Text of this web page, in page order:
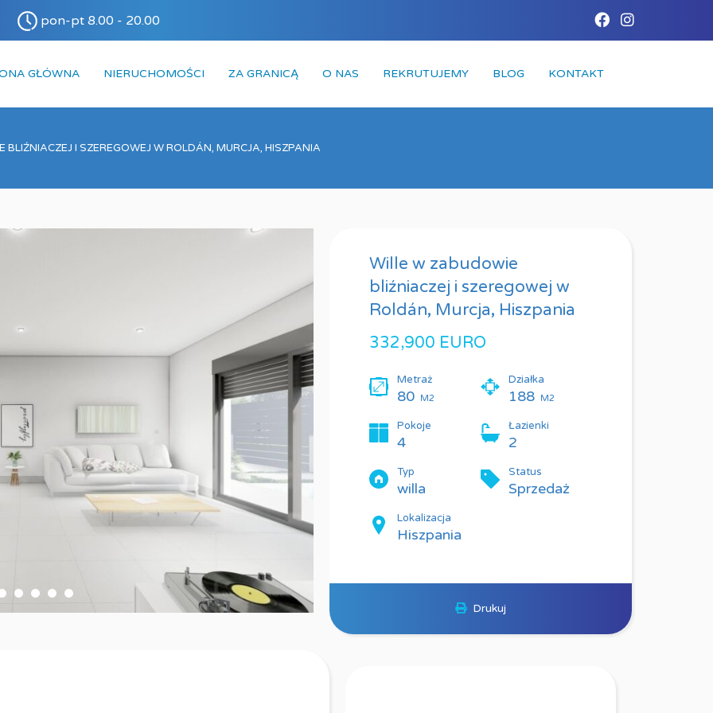
pon-pt 8.00 - 20.00
GŁÓWNA NIERUCHOMOŚCI ZA GRANICĄ O NAS REKRUTUJEMY BLOG KONTAKT
BLIŹNIACZEJ I SZEREGOWEJ W ROLDÁN, MURCJA, HISZPANIA
Wille w zabudowie
bliźniaczej i szeregowej w
Roldán, Murcja, Hiszpania
332,900 EURO
Metraż
80 M2
Działka
188 M2
Pokoje
4
Łazienki
2
Typ
willa
Status
Sprzedaż
Lokalizacja
Hiszpania
Drukuj